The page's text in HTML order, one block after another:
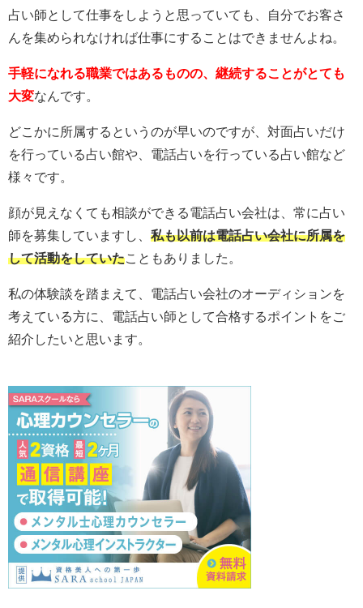
占い師として仕事をしようと思っていても、自分でお客さ
んを集められなければ仕事にすることはできませんよね。
手軽になれる職業ではあるものの、継続することがとても
大変なんです。
どこかに所属するというのが早いのですが、対面占いだけ
を行っている占い館や、電話占いを行っている占い館など
様々です。
顔が見えなくても相談ができる電話占い会社は、常に占い
師を募集していますし、 私も以前は電話占い会社に所属を
して活動をしていた こともありました。
私の体験談を踏まえて、電話占い会社のオーディションを
考えている方に、電話占い師として合格するポイントをご
紹介したいと思います。